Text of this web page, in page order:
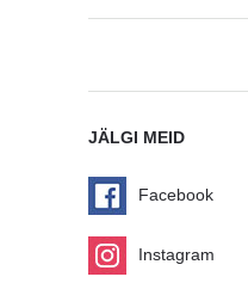
JÄLGI MEID
Facebook
Instagram